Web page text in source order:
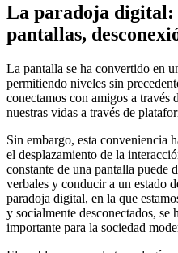
La paradoja digital:
pantallas,
La pantalla se ha convertido en
permitiendo niveles sin
conectamos con amigos a través
nuestras vidas a través de
Sin embargo, esta conveniencia
el desplazamiento de la
constante de una pantalla puede
verbales y conducir a un estado
paradoja digital, en la que
y socialmente desconectados, se
importante para la sociedad